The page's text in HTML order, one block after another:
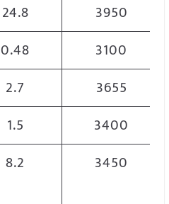
24.8
3950
0.48
3100
2.7
3655
1.5
3400
8.2 3450